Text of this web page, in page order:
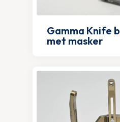
Gamma Knife
met masker